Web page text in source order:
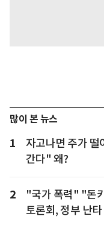
많이 본 뉴스
1
자고나면 주가
간다" 왜?
2
"국가 폭력" "돈
토론회, 정부 난타